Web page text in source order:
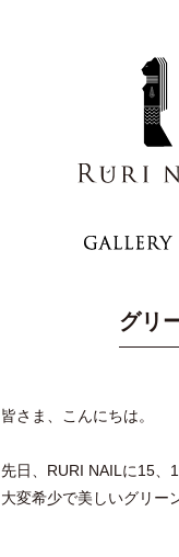
グリ
皆さま、こんにちは。
先日、RURI NAILに15、
大変希少で美しいグリー